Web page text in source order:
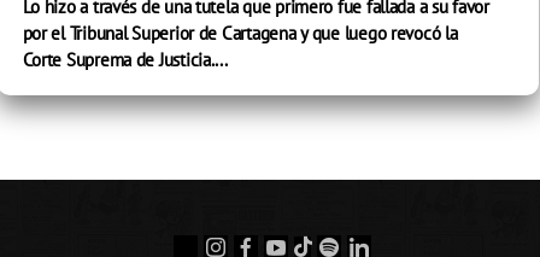
Lo hizo a través de una tutela que primero fue fallada a su favor
por el Tribunal Superior de Cartagena y que luego revocó la
Corte Suprema de Justicia....